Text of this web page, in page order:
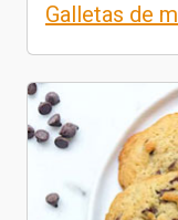
Galletas de